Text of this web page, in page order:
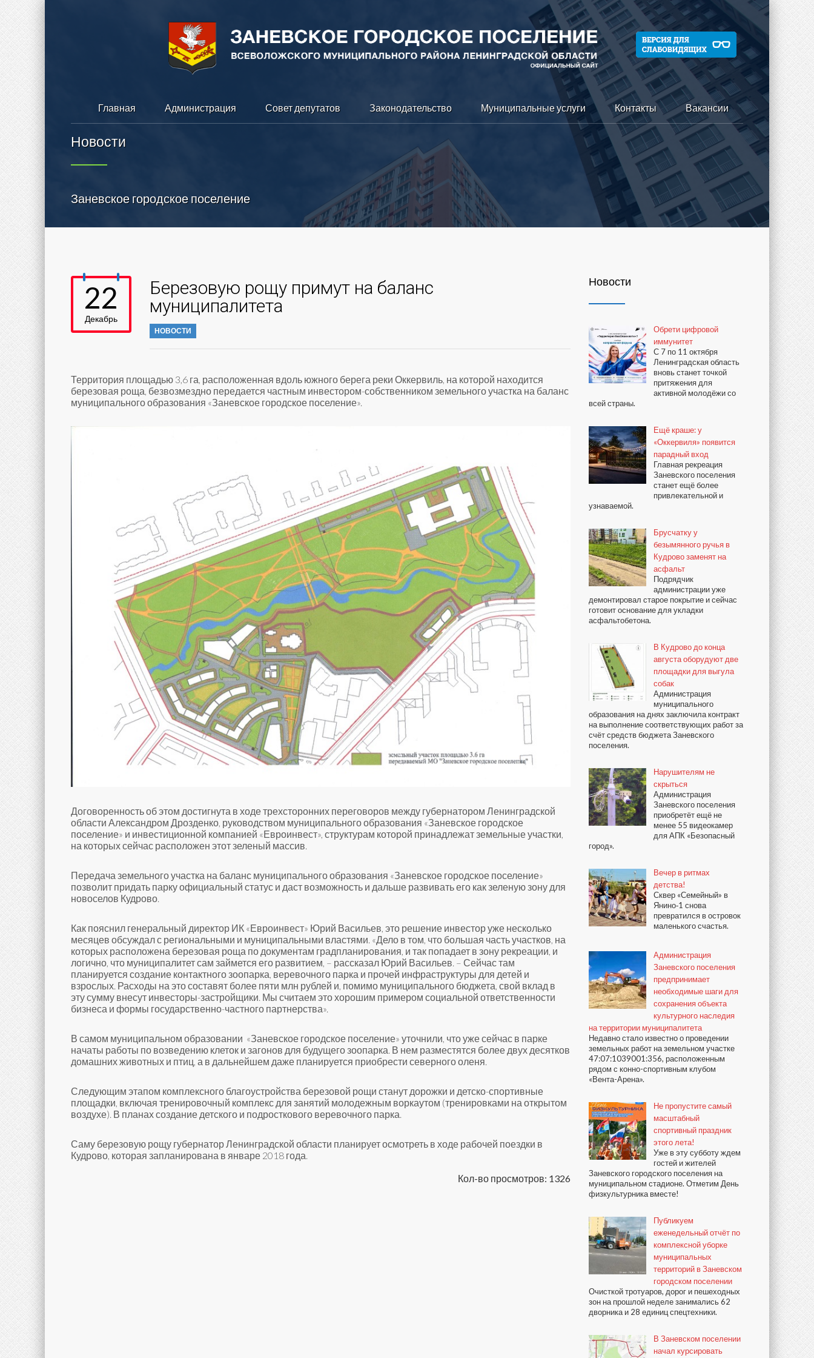
Главная Администрация Совет депутатов Законодательство Муниципальные услуги Контакты Вакансии
Новости
Заневское городское поселение
22
Декабрь
Березовую рощу примут на баланс
муниципалитета
НОВОСТИ
Территория площадью 3,6 га, расположенная вдоль южного берега реки Оккервиль, на которой находится
березовая роща, безвозмездно передается частным инвестором-собственником земельного участка на баланс
муниципального образования «Заневское городское поселение».
Договоренность об этом достигнута в ходе трехсторонних переговоров между губернатором Ленинградской
области Александром Дрозденко, руководством муниципального образования «Заневское городское
поселение» и инвестиционной компанией «Евроинвест», структурам которой принадлежат земельные участки,
на которых сейчас расположен этот зеленый массив.
Передача земельного участка на баланс муниципального образования «Заневское городское поселение»
позволит придать парку официальный статус и даст возможность и дальше развивать его как зеленую зону для
новоселов Кудрово.
Как пояснил генеральный директор ИК «Евроинвест» Юрий Васильев, это решение инвестор уже несколько
месяцев обсуждал с региональными и муниципальными властями. «Дело в том, что большая часть участков, на
которых расположена березовая роща по документам градпланирования, и так попадает в зону рекреации, и
логично, что муниципалитет сам займется его развитием, – рассказал Юрий Васильев. – Сейчас там
планируется создание контактного зоопарка, веревочного парка и прочей инфраструктуры для детей и
взрослых. Расходы на это составят более пяти млн рублей и, помимо муниципального бюджета, свой вклад в
эту сумму внесут инвесторы-застройщики. Мы считаем это хорошим примером социальной ответственности
бизнеса и формы государственно-частного партнерства».
В самом муниципальном образовании «Заневское городское поселение» уточнили, что уже сейчас в парке
начаты работы по возведению клеток и загонов для будущего зоопарка. В нем разместятся более двух десятков
домашних животных и птиц, а в дальнейшем даже планируется приобрести северного оленя.
Следующим этапом комплексного благоустройства березовой рощи станут дорожки и детско-спортивные
площадки, включая тренировочный комплекс для занятий молодежным воркаутом (тренировками на открытом
воздухе). В планах создание детского и подросткового веревочного парка.
Саму березовую рощу губернатор Ленинградской области планирует осмотреть в ходе рабочей поездки в
Кудрово, которая запланирована в январе 2018 года.
Кол-во просмотров: 1326
Новости
Обрети цифровой
иммунитет
С 7 по 11 октября
Ленинградская область
вновь станет точкой
притяжения для
активной молодёжи со
всей страны.
Ещё краше: у
«Оккервиля» появится
парадный вход
Главная рекреация
Заневского поселения
станет ещё более
привлекательной и
узнаваемой.
Брусчатку у
безымянного ручья в
Кудрово заменят на
асфальт
Подрядчик
администрации уже
демонтировал старое покрытие и сейчас
готовит основание для укладки
асфальтобетона.
В Кудрово до конца
августа оборудуют две
площадки для выгула
собак
Администрация
муниципального
образования на днях заключила контракт
на выполнение соответствующих работ за
счёт средств бюджета Заневского
поселения.
Нарушителям не
скрыться
Администрация
Заневского поселения
приобретёт ещё не
менее 55 видеокамер
для АПК «Безопасный
город».
Вечер в ритмах
детства!
Сквер «Семейный» в
Янино‑1 снова
превратился в островок
маленького счастья.
Администрация
Заневского поселения
предпринимает
необходимые шаги для
сохранения объекта
культурного наследия
на территории муниципалитета
Недавно стало известно о проведении
земельных работ на земельном участке
47:07:1039001:356, расположенным
рядом с конно-спортивным клубом
«Вента-Арена».
Не пропустите самый
масштабный
спортивный праздник
этого лета!
Уже в эту субботу ждем
гостей и жителей
Заневского городского поселения на
муниципальном стадионе. Отметим День
физкультурника вместе!
Публикуем
еженедельный отчёт по
комплексной уборке
муниципальных
территорий в Заневском
городском поселении
Очисткой тротуаров, дорог и пешеходных
зон на прошлой неделе занимались 62
дворника и 28 единиц спецтехники.
В Заневском поселении
начал курсировать